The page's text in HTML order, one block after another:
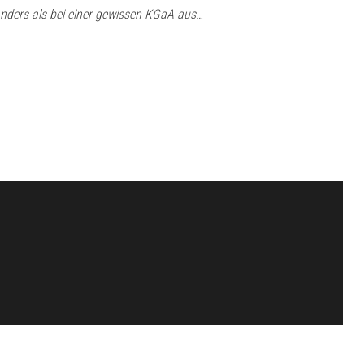
als bei einer gewissen KGaA aus…